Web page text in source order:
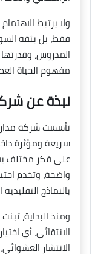
ولا يرتبط
فقط، بل بثقة
المدروس،
مفهوم الحياة
نبذة عن
سريعة ومؤثرة
على فكر مختلف
واضحة، وتخدم
بالنماذج التقليدية
ومنذ البداية،
الانتقائي، أي
الانتشار